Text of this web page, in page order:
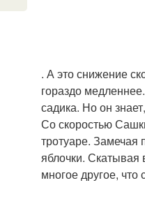
. А это снижение
гораздо
садика. Но он
Со скоростью
тротуаре.
яблочки. Скатывая
многое другое, что